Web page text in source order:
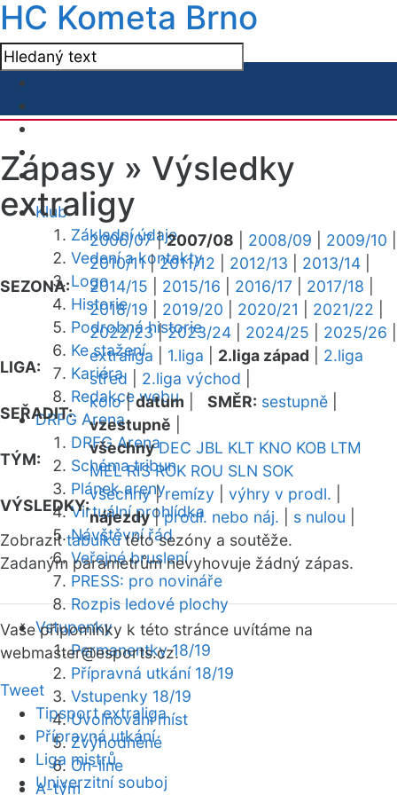
HC Kometa Brno
Klub
Základní údaje
Vedení a kontakty
Logo
Historie
Podrobná historie
Ke stažení
Kariéra
Redakce webu
DRFG Arena
DRFG Arena
Schéma tribun
Plánek areny
Virtuální prohlídka
Návštěvní řád
Veřejné bruslení
PRESS: pro novináře
Rozpis ledové plochy
Vstupenky
Permanentky 18/19
Přípravná utkání 18/19
Vstupenky 18/19
Uvolňování míst
Zvýhodněné
On-line
A-tým
Zápasy » Výsledky
extraligy
SEZONA:
2006/07|2007/08 2008/09 2009/10
2010/11|2011/12 2012/13 2013/14
2014/15
2015/16 2016/17 2017/18
2018/19
2019/20 2020/21 2021/22
2022/23|2023/24 2024/25 2025/26
LIGA:
extraliga 1.liga 2.liga západ
2.liga
střed
2.liga východ
SEŘADIT:
kolo|datum SMĚR: sestupně
vzestupně
TÝM:
všechny DEC JBL KLT KNO KOB LTM
MEL RIS ROK ROU SLN SOK
VÝSLEDKY:
všechny|remízy výhry v prodl.
nájezdy|prodl. nebo náj. s nulou
Zobrazittabulkutéto sezóny a soutěže.
Zadaným parametrům nevyhovuje žádný zápas.
Vaše připomínky k této stránce uvítáme na
webmaster@esports.cz.
Tweet
Tipsport extraliga
Přípravná utkání
Liga mistrů
Univerzitní souboj